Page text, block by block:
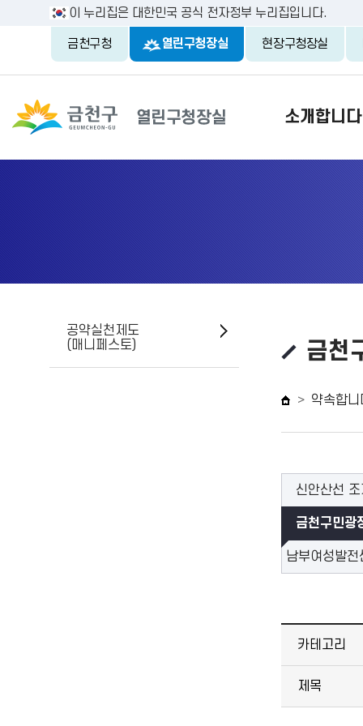
이 누리집은 대한민국 공식 전자정부 누리집입니다.
금천구청 열린구청장실 현장구청장실
소개합니다
공약실천제도
(매니페스토)
금천
약속합니
신안산선
금천구민광
남부여성발
카테고리
제목